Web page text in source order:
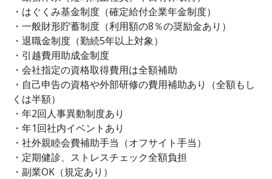
・はぐくみ基金制度（確定給付企業年金制度）
・一般財形貯蓄制度（利用額の8％の奨励金あり）
・退職金制度（勤続5年以上対象）
・引越費用助成金制度
・会社指定の資格取得費用は全額補助
・自己申告の資格や外部研修の費用補助あり（全額もし
くは半額）
・年2回人事異動制度あり
・年1回社内イベントあり
・社外親睦会費補助手当（オフサイト手当）
・定期健診、ストレスチェック全額負担
・副業OK（規定あり）